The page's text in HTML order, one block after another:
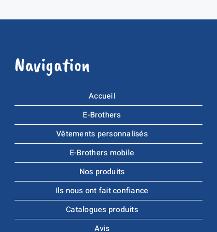
Navigation
Accueil
E-Brothers
Vêtements personnalisés
E-Brothers mobile
Nos produits
Ils nous ont fait confiance
Catalogues produits
Avis